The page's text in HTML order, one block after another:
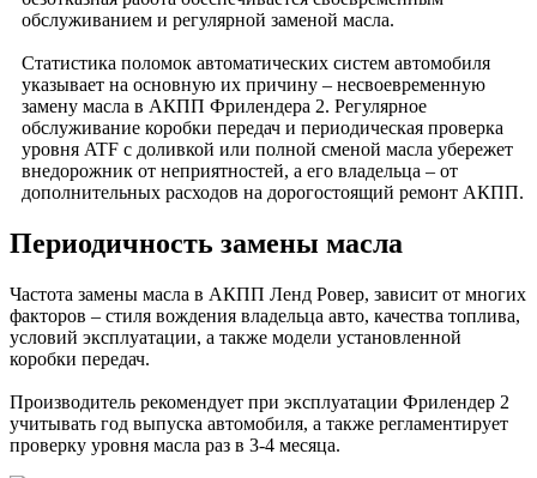
обслуживанием и регулярной заменой масла.
Статистика поломок автоматических систем автомобиля
указывает на основную их причину – несвоевременную
замену масла в АКПП Фрилендера 2. Регулярное
обслуживание коробки передач и периодическая проверка
уровня ATF с доливкой или полной сменой масла убережет
внедорожник от неприятностей, а его владельца – от
дополнительных расходов на дорогостоящий ремонт АКПП.
Периодичность замены масла
Частота замены масла в АКПП Ленд Ровер, зависит от многих
факторов – стиля вождения владельца авто, качества топлива,
условий эксплуатации, а также модели установленной
коробки передач.
Производитель рекомендует при эксплуатации Фрилендер 2
учитывать год выпуска автомобиля, а также регламентирует
проверку уровня масла раз в 3-4 месяца.